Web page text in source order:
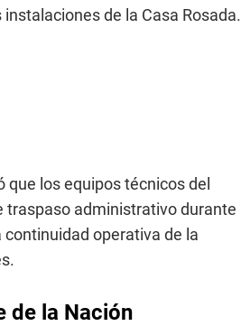
de la Casa Rosada.
los equipos técnicos del
traspaso administrativo durante
continuidad operativa de la
de la Nación